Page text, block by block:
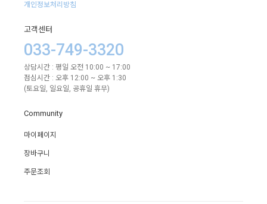
개인정보처리방침
고객센터
033-749-3320
상담시간 : 평일 오전 10:00 ~ 17:00
점심시간 : 오후 12:00 ~ 오후 1:30
(토요일, 일요일, 공휴일 휴무)
Community
마이페이지
장바구니
주문조회